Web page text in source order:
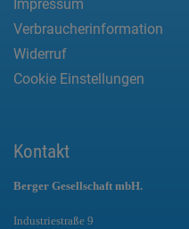
Impressum
Verbraucherinformation
Widerruf
Cookie Einstellungen
Kontakt
Berger Gesellschaft mbH.
Industriestraße 9